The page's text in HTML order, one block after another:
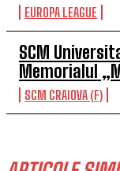
EUROPA LEAGUE
SCM
Memorialul
SCM CRAIOVA (F)